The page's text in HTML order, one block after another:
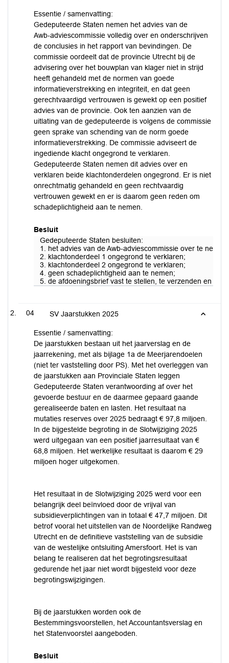
Essentie / samenvatting:
Gedeputeerde Staten nemen het advies van de
Awb‑adviescommissie volledig over en onderschrijven
de conclusies in het rapport van bevindingen. De
commissie oordeelt dat de provincie Utrecht bij de
advisering over het bouwplan van klager niet in strijd
heeft gehandeld met de normen van goede
informatieverstrekking en integriteit, en dat geen
gerechtvaardigd vertrouwen is gewekt op een positief
advies van de provincie. Ook ten aanzien van de
uitlating van de gedeputeerde is volgens de commissie
geen sprake van schending van de norm goede
informatieverstrekking. De commissie adviseert de
ingediende klacht ongegrond te verklaren.
Gedeputeerde Staten nemen dit advies over en
verklaren beide klachtonderdelen ongegrond. Er is niet
onrechtmatig gehandeld en geen rechtvaardig
vertrouwen gewekt en er is daarom geen reden om
schadeplichtigheid aan te nemen.
Besluit
Gedeputeerde Staten besluiten:
1. het advies van de Awb-adviescommissie over te
2. klachtonderdeel 1 ongegrond te verklaren;
3. klachtonderdeel 2 ongegrond te verklaren;
4. geen schadeplichtigheid aan te nemen;
5. de afdoeningsbrief vast te stellen, te verzenden en
04 SV Jaarstukken 2025
Essentie / samenvatting:
De jaarstukken bestaan uit het jaarverslag en de
jaarrekening, met als bijlage 1a de Meerjarendoelen
(niet ter vaststelling door PS). Met het overleggen van
de jaarstukken aan Provinciale Staten leggen
Gedeputeerde Staten verantwoording af over het
gevoerde bestuur en de daarmee gepaard gaande
gerealiseerde baten en lasten. Het resultaat na
mutaties reserves over 2025 bedraagt € 97,8 miljoen.
In de bijgestelde begroting in de Slotwijziging 2025
werd uitgegaan van een positief jaarresultaat van €
68,8 miljoen. Het werkelijke resultaat is daarom € 29
miljoen hoger uitgekomen.
Het resultaat in de Slotwijziging 2025 werd voor een
belangrijk deel beïnvloed door de vrijval van
subsidieverplichtingen van in totaal € 47,7 miljoen. Dit
betrof vooral het uitstellen van de Noordelijke Randweg
Utrecht en de definitieve vaststelling van de subsidie
van de westelijke ontsluiting Amersfoort. Het is van
belang te realiseren dat het begrotingsresultaat
gedurende het jaar niet wordt bijgesteld voor deze
begrotingswijzigingen.
Bij de jaarstukken worden ook de
Bestemmingsvoorstellen, het Accountantsverslag en
het Statenvoorstel aangeboden.
Besluit